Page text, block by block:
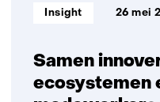
Samen
ecosystemen
Informatietype:
Insight 26 mei